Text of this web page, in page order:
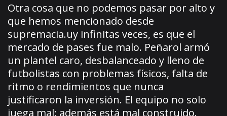
Otra cosa que no podemos pasar por alto y
que hemos mencionado desde
supremacia.uy infinitas veces, es que el
mercado de pases fue malo. Peñarol armó
un plantel caro, desbalanceado y lleno de
futbolistas con problemas físicos, falta de
ritmo o rendimientos que nunca
justificaron la inversión. El equipo no solo
juega mal: además está mal construido.